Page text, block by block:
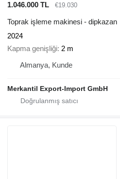
1.046.000 TL
€19.030
Toprak işleme makinesi - dipkazan
2024
Kapma genişliği 2 m
Almanya, Kunde
Merkantil Export-Import GmbH